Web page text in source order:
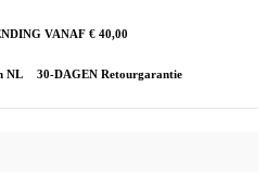
VANAF € 40,00
NL 30-DAGEN Retourgarantie